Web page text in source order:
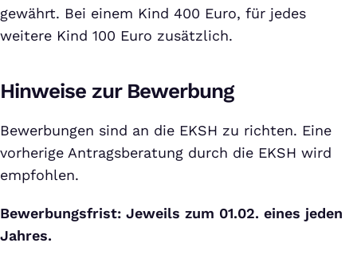
gewährt. Bei einem Kind 400 Euro, für jedes
weitere Kind 100 Euro zusätzlich.
Hinweise zur Bewerbung
Bewerbungen sind an die EKSH zu richten. Eine
vorherige Antragsberatung durch die EKSH wird
empfohlen.
Bewerbungsfrist: Jeweils zum 01.02. eines jeden
Jahres.